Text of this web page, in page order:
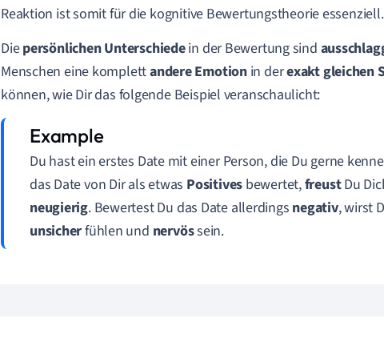
Reaktion ist somit für die kognitive Bewertungstheorie essenziell.
Diepersönlichen Unterschiedein der Bewertungsind
Menschen eine komplettandere Emotion in derexakt gleichen
können, wie Dir das folgende Beispiel veranschaulicht:
Du hast ein erstes Date mit einer Person, die Du gerne
das Date von Dir als etwas Positives bewertet,freustDu
neugierig. Bewertest Du das Date allerdings negativ, wirst
unsicherfühlen und nervössein.